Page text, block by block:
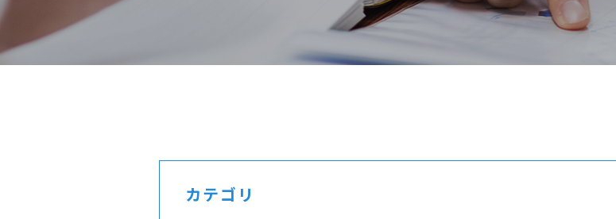
カテゴリ